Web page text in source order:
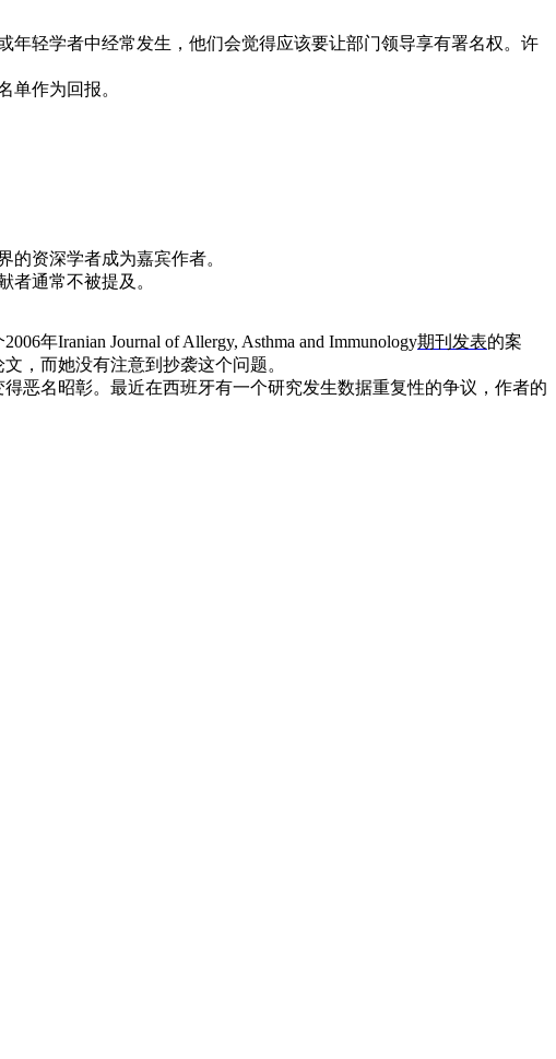
年轻学者中经常发生，他们会觉得应该要让部门领导享有署名权。许
单作为回报。
资深学者成为嘉宾作者。
者通常不被提及。
Iranian Journal of Allergy, Asthma and Immunology期刊发表的案
，而她没有注意到抄袭这个问题。
名昭彰。最近在西班牙有一个研究发生数据重复性的争议，作者的